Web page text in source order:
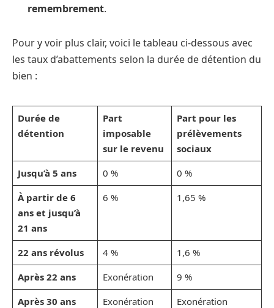
remembrement.
Pour y voir plus clair, voici le tableau ci-dessous avec
les taux d’abattements selon la durée de détention du
bien :
Durée de
détention
Part
imposable
sur le revenu
Part pour les
prélèvements
sociaux
Jusqu’à 5 ans
0 %
0 %
À partir de 6
ans et jusqu’à
21 ans
6 % 1,65 %
22 ans révolus 4 %
1,6 %
Après 22 ans
Exonération
9 %
Après 30 ans
Exonération Exonération